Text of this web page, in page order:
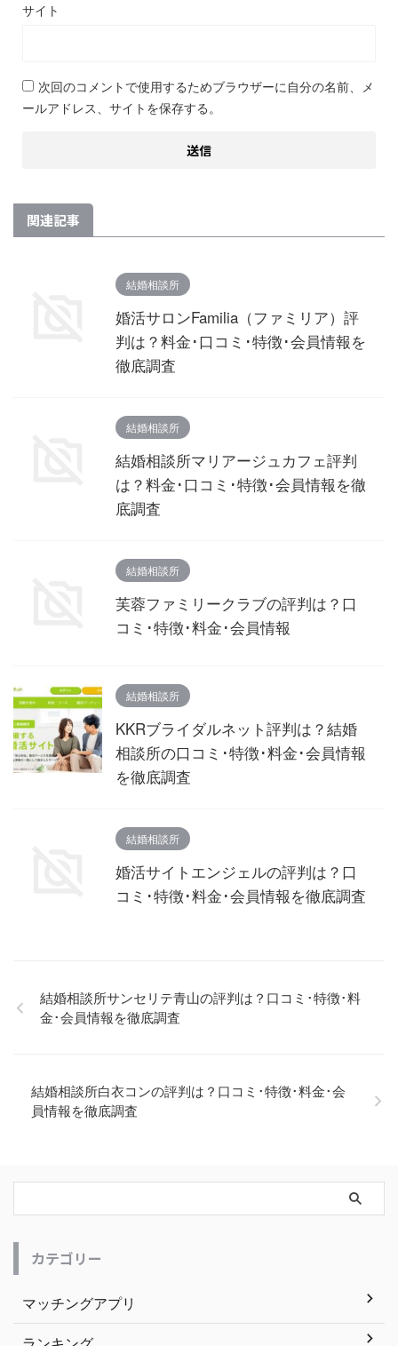
サイト
次回のコメントで使用するためブラウザーに自分の名前、メ
ールアドレス、サイトを保存する。
関連記事
結婚相談所
婚活サロンFamilia（ファミリア）評
判は？料金･口コミ･特徴･会員情報を
徹底調査
結婚相談所
結婚相談所マリアージュカフェ評判
は？料金･口コミ･特徴･会員情報を徹
底調査
結婚相談所
芙蓉ファミリークラブの評判は？口
コミ･特徴･料金･会員情報
結婚相談所
KKRブライダルネット評判は？結婚
相談所の口コミ･特徴･料金･会員情報
を徹底調査
結婚相談所
婚活サイトエンジェルの評判は？口
コミ･特徴･料金･会員情報を徹底調査
結婚相談所サンセリテ青山の評判は？口コミ･特徴･料
金･会員情報を徹底調査
結婚相談所白衣コンの評判は？口コミ･特徴･料金･会
員情報を徹底調査
カテゴリー
マッチングアプリ